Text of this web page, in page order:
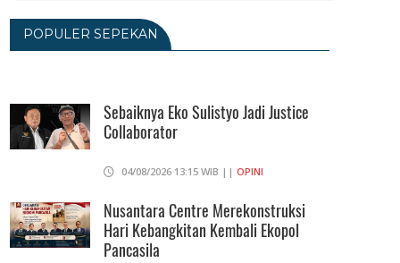
06/08/2026 14:23 WIB ||
206 Juta
06/08/2026 12:28 WIB ||
KPK Ungkap Pejabat Kemenhut
Terima Uang 12.500 Dollar Singapura
Dari Bupati Kuansing
05/08/2026 20:37 WIB ||HUKUM
POPULER SEPEKAN
Sebaiknya Eko Sulistyo Jadi Justice
Collaborator
04/08/2026 13:15 WIB || OPINI
Nusantara Centre Merekonstruksi
Hari Kebangkitan Kembali Ekopol
Pancasila